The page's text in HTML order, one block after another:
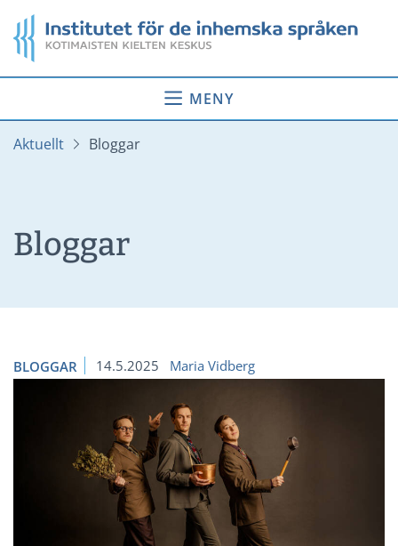
till
innehåll
Startsida
MENY
Aktuellt Bloggar
Bloggar
BLOGGAR 14.5.2025 Maria Vidberg